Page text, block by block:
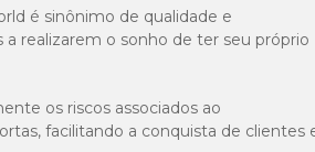
é sinônimo de qualidade e
realizarem o sonho de ter seu próprio
os riscos associados ao
facilitando a conquista de clientes